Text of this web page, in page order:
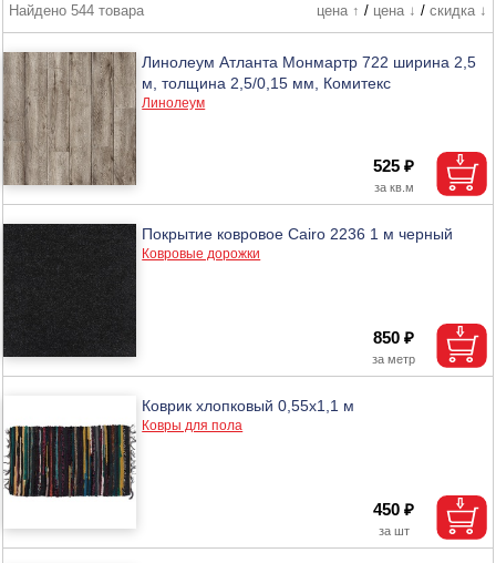
Найдено 544 товара цена ↑ / цена ↓ / скидка ↓
Линолеум Атланта Монмартр 722 ширина 2,5
м, толщина 2,5/0,15 мм, Комитекс
Линолеум
525 ₽
Покрытие ковровое Cairo 2236 1 м черный
Ковровые дорожки
850 ₽
Коврик хлопковый 0,55x1,1 м
Ковры для пола
450 ₽